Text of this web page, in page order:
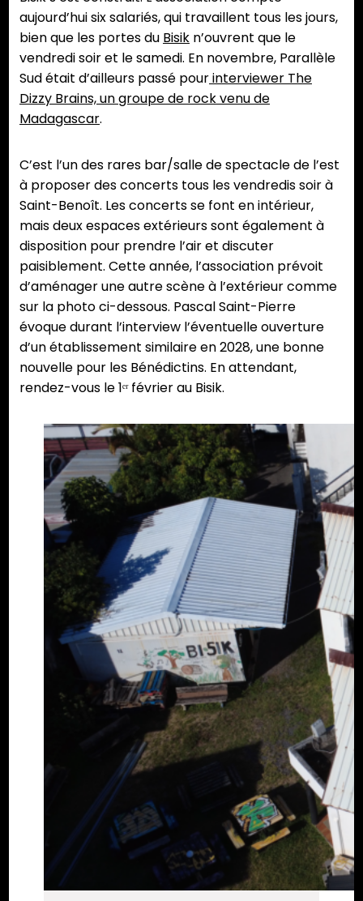
aujourd’hui six salariés, qui travaillent tous les jours,
bien que les portes du Bisik n’ouvrent que le
vendredi soir et le samedi. En novembre, Parallèle
Sud était d’ailleurs passé pourinterviewer The
Dizzy Brains, un groupe de rock venu de
Madagascar.
C’est l’un des rares bar/salle de spectacle de l’est
à proposer des concerts tous les vendredis soir à
Saint-Benoît. Les concerts se font en intérieur,
mais deux espaces extérieurs sont également à
disposition pour prendre l’air et discuter
paisiblement. Cette année, l’association prévoit
d’aménager une autre scène à l’extérieur comme
sur la photo ci-dessous. Pascal Saint-Pierre
évoque durant l’interview l’éventuelle ouverture
d’un établissement similaire en 2028, une bonne
nouvelle pour les Bénédictins. En attendant,
rendez-vous le 1ᵉʳ février au Bisik.